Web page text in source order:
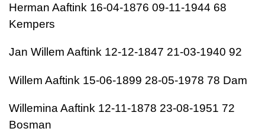
Herman Aaftink 16-04-1876 09-11-1944 68
Kempers
Jan Willem Aaftink 12-12-1847 21-03-1940 92
Willem Aaftink 15-06-1899 28-05-1978 78 Dam
Willemina Aaftink 12-11-1878 23-08-1951 72
Bosman